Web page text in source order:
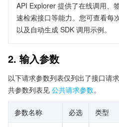
API Explorer 提供了在线调用、
速检索接口等能力。您可查看每
以及自动生成 SDK 调用示例。
2. 输入参数
以下请求参数列表仅列出了接口请
共参数列表见 公共请求参数。
参数名称 必选 类型